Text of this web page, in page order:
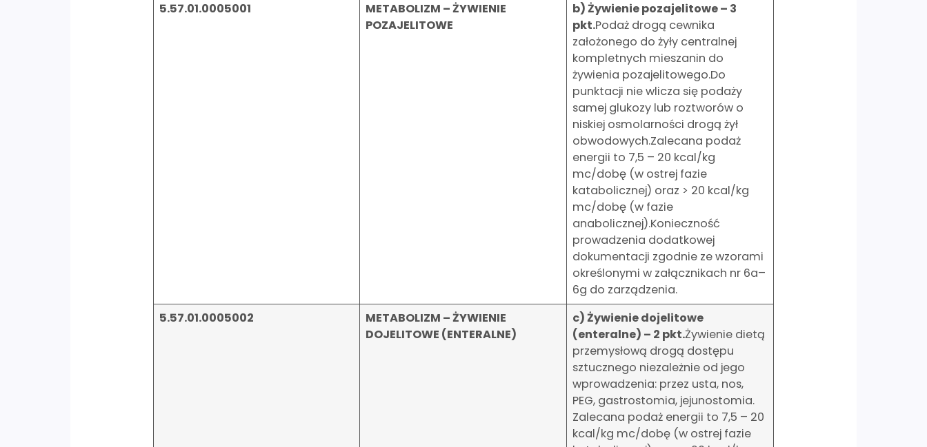
5.57.01.0005001
METABOLIZM – ŻYWIENIE
POZAJELITOWE
b) Żywienie pozajelitowe – 3
pkt.Podaż drogą cewnika
założonego do żyły centralnej
kompletnych mieszanin do
żywienia pozajelitowego.Do
punktacji nie wlicza się podaży
samej glukozy lub roztworów o
niskiej osmolarności drogą żył
obwodowych.Zalecana podaż
energii to 7,5 – 20 kcal/kg
mc/dobę (w ostrej fazie
katabolicznej) oraz > 20 kcal/kg
mc/dobę (w fazie
anabolicznej).Konieczność
prowadzenia dodatkowej
dokumentacji zgodnie ze wzorami
określonymi w załącznikach nr 6a–
6g do zarządzenia.
5.57.01.0005002
METABOLIZM – ŻYWIENIE
DOJELITOWE (ENTERALNE)
c) Żywienie dojelitowe
(enteralne) – 2 pkt.Żywienie dietą
przemysłową drogą dostępu
sztucznego niezależnie od jego
wprowadzenia: przez usta, nos,
PEG, gastrostomia, jejunostomia.
Zalecana podaż energii to 7,5 – 20
kcal/kg mc/dobę (w ostrej fazie